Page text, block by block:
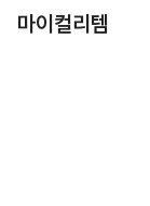
마이컬리템